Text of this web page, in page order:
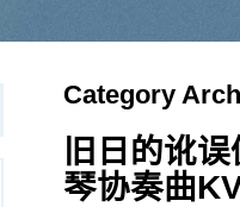
Category
旧日的讹
琴协奏曲